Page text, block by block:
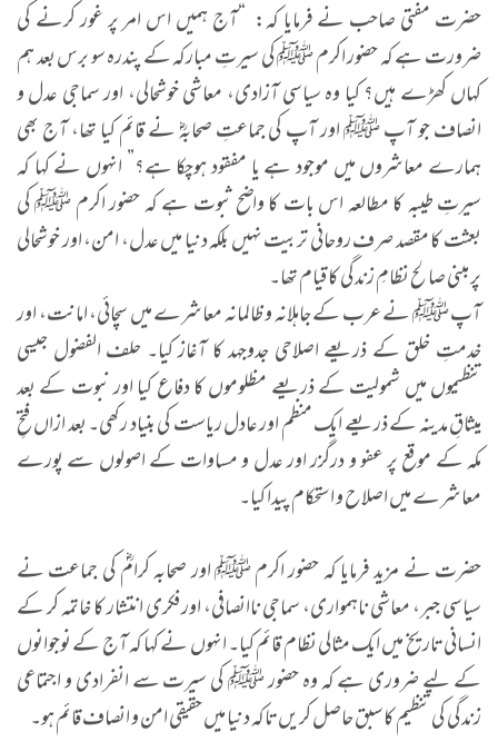
​حضرت مفتی صاحب نے فرمایا کہ: “آج ہمیں اس امر پر غور کرنے کی
ضرورت ہے کہ حضور اکرم ﷺ کی سیرتِ مبارکہ کے پندرہ سو برس بعد ہم
کہاں کھڑے ہیں؟ کیا وہ سیاسی آزادی، معاشی خوشحالی، اور سماجی عدل و
انصاف جو آپ ﷺ اور آپ کی جماعتِ صحابہؓ نے قائم کیا تھا، آج بھی
ہمارے معاشروں میں موجود ہے یا مفقود ہوچکا ہے؟” انہوں نے کہا کہ
سیرتِ طیبہ کا مطالعہ اس بات کا واضح ثبوت ہے کہ حضور اکرم ﷺ کی
بعثت کا مقصد صرف روحانی تربیت نہیں بلکہ دنیا میں عدل، امن، اور خوشحالی
پر مبنی صالح نظامِ زندگی کا قیام تھا۔
آپ ﷺ نے عرب کے جاہلانہ و ظالمانہ معاشرے میں سچائی، امانت، اور
خدمتِ خلق کے ذریعے اصلاحی جدوجہد کا آغاز کیا۔ حلف الفضول جیسی
تنظیموں میں شمولیت کے ذریعے مظلوموں کا دفاع کیا اور نبوت کے بعد
میثاقِ مدینہ کے ذریعے ایک منظم اور عادل ریاست کی بنیاد رکھی۔ بعد ازاں فتحِ
مکہ کے موقع پر عفو و درگزر اور عدل و مساوات کے اصولوں سے پورے
معاشرے میں اصلاح و استحکام پیدا کیا۔
حضرت نے مزید فرمایا کہ حضور اکرم ﷺ اور صحابہ کرامؓ کی جماعت نے
سیاسی جبر، معاشی ناہمواری، سماجی ناانصافی، اور فکری انتشار کا خاتمہ کر کے
انسانی تاریخ میں ایک مثالی نظام قائم کیا۔ انہوں نے کہا کہ آج کے نوجوانوں
کے لیے ضروری ہے کہ وہ حضور ﷺ کی سیرت سے انفرادی و اجتماعی
زندگی کی تنظیم کا سبق حاصل کریں تاکہ دنیا میں حقیقی امن و انصاف قائم ہو۔